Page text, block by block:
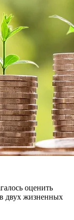
оценить
двух жизненных